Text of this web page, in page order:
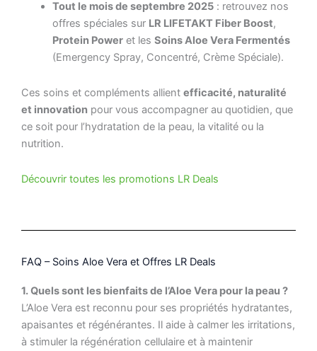
Tout le mois de septembre 2025: retrouvez nos
offres spéciales sur LR LIFETAKT Fiber Boost,
Protein Poweret les Soins Aloe Vera Fermentés
(Emergency Spray, Concentré, Crème Spéciale).
Ces soins et compléments allient efficacité, naturalité
et innovation pour vous accompagner au quotidien, que
ce soit pour l’hydratation de la peau, la vitalité ou la
nutrition.
Découvrir toutes les promotions LR Deals
FAQ – Soins Aloe Vera et Offres LR Deals
1. Quels sont les bienfaits de l’Aloe Vera pour la peau ?
L’Aloe Vera est reconnu pour ses propriétés hydratantes,
apaisantes et régénérantes. Il aide à calmer les irritations,
à stimuler la régénération cellulaire et à maintenir